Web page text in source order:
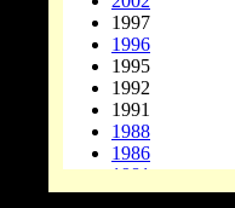
1997
1996
1995
1992
1991
1988
1986
1981
1978